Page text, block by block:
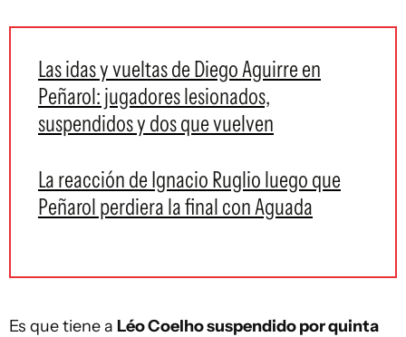
Las idas y vueltas de Diego Aguirre en
Peñarol: jugadores lesionados,
suspendidos y dos que vuelven
La reacción de Ignacio Ruglio luego que
Peñarol perdiera la final con Aguada
Es que tiene a Léo Coelho suspendido por quinta